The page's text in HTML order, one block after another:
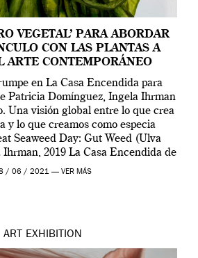
VEGETAL’ PARA ABORDAR
CON LAS PLANTAS A
ARTE CONTEMPORÁNEO
en La Casa Encendida para
Patricia Domínguez, Ingela Ihrman
Una visión global entre lo que crea
y lo que creamos como especia
Seaweed Day: Gut Weed (Ulva
2019 La Casa Encendida de
y la Wellcome […]
/ 06 / 2021 — VER MÁS
ART EXHIBITION